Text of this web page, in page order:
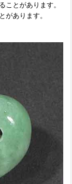
ことがあります。
があります。